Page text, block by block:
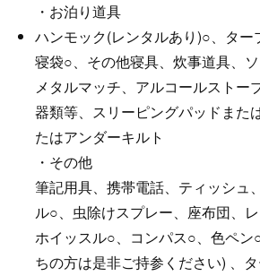
・お泊り道具
ハンモック(レンタルあり)○、ター
寝袋○、その他寝具、炊事道具、ソ
メタルマッチ、アルコールストー
器類等、スリーピングパッドまた
たはアンダーキルト
・その他
筆記用具、携帯電話、ティッシュ
ル○、虫除けスプレー、座布団、レ
ホイッスル○、コンパス○、色ペン
ちの方は是非ご持参ください) 、